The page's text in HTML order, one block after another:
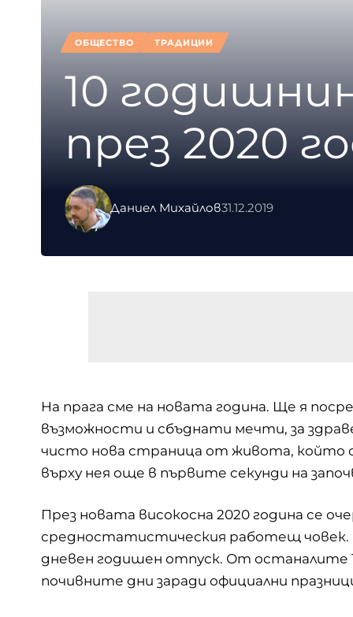
ОБЩЕСТВО ТРАДИЦИИ
10
през 2020
Даниел Михайлов31.12.2019
На прага сме на новата година. Ще я
възможности и сбъднати мечти, за
чисто нова страница от живота, който
върху нея още в първите секунди на
През новата високосна 2020 година се
средностатистическия работещ човек.
дневен годишен отпуск. От останалите
почивните дни заради официални